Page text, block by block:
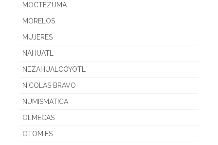
MOCTEZUMA
MORELOS
MUJERES
NAHUATL
NEZAHUALCOYOTL
NICOLAS BRAVO
NUMISMATICA
OLMECAS
OTOMIES